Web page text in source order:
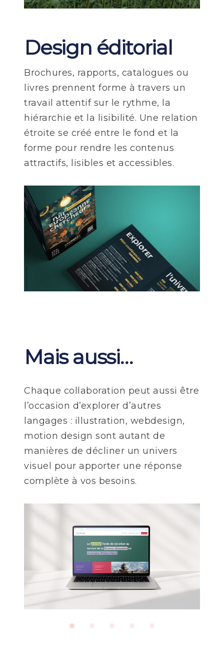
Design éditorial
Brochures, rapports, catalogues ou
livres prennent forme à travers un
travail attentif sur le rythme, la
hiérarchie et la lisibilité. Une relation
étroite se créé entre le fond et la
forme pour rendre les contenus
attractifs, lisibles et accessibles.
Mais aussi…
Chaque collaboration peut aussi être
l’occasion d’explorer d’autres
langages : illustration, webdesign,
motion design sont autant de
manières de décliner un univers
visuel pour apporter une réponse
complète à vos besoins.